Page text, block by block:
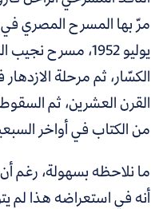
مرّ بها المسرح المصري في
يوليو 1952، مسرح
الكسّار، ثم مرحلة
من الكتاب في أواخر
ما نلاحظه بسهولة، رغم
أنه في استعراضه هذا لم